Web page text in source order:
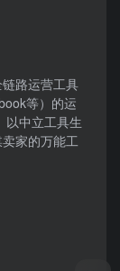
路运营工具
等）​的运
以中立工具生
家的万能工